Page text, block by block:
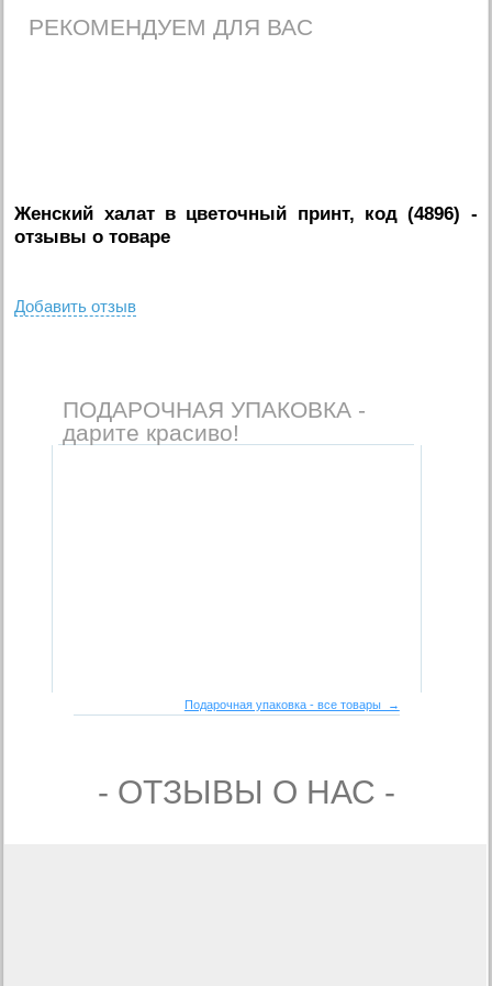
РЕКОМЕНДУЕМ ДЛЯ ВАС
Женский халат в цветочный принт, код (4896) -
отзывы о товаре
Добавить отзыв
ПОДАРОЧНАЯ УПАКОВКА -
дарите красиво!
Подарочная упаковка - все товары →
- ОТЗЫВЫ О НАС -